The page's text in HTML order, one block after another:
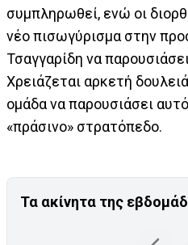
συμπληρωθεί, ενώ οι
νέο πισωγύρισμα στην
Τσαγγαρίδη να
Χρειάζεται αρκετή
ομάδα να παρουσιάσει
«πράσινο» στρατόπεδο.
Τα ακίνητα της